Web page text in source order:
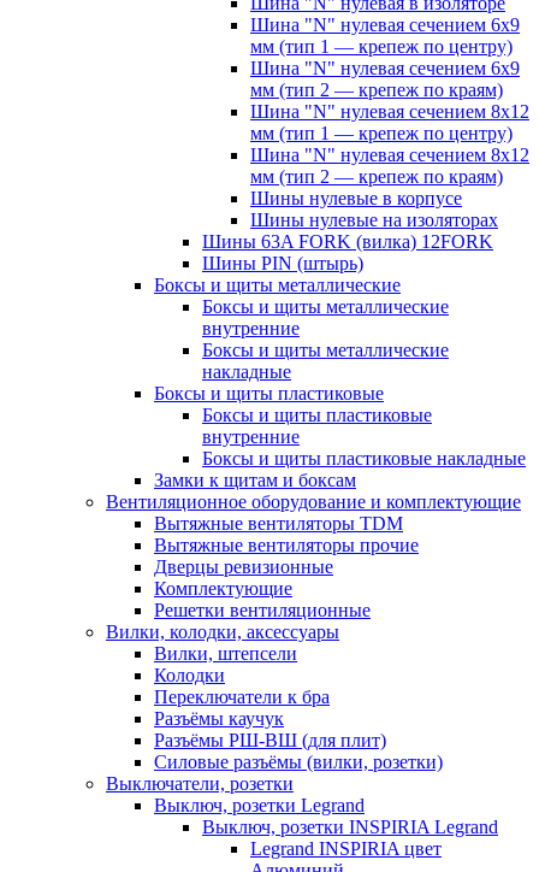
Шина "N" нулевая сечением 6х9
мм (тип 1 — крепеж по центру)
Шина "N" нулевая сечением 6х9
мм (тип 2 — крепеж по краям)
Шина "N" нулевая сечением 8х12
мм (тип 1 — крепеж по центру)
Шина "N" нулевая сечением 8х12
мм (тип 2 — крепеж по краям)
Шины нулевые в корпусе
Шины нулевые на изоляторах
Шины 63A FORK (вилка) 12FORK
Шины PIN (штырь)
Боксы и щиты металлические
Боксы и щиты металлические
внутренние
Боксы и щиты металлические
накладные
Боксы и щиты пластиковые
Боксы и щиты пластиковые
внутренние
Боксы и щиты пластиковые накладные
Замки к щитам и боксам
Вентиляционное оборудование и комплектующие
Вытяжные вентиляторы TDM
Вытяжные вентиляторы прочие
Дверцы ревизионные
Комплектующие
Решетки вентиляционные
Вилки, колодки, аксессуары
Вилки, штепсели
Колодки
Переключатели к бра
Разъёмы каучук
Разъёмы РШ-ВШ (для плит)
Силовые разъёмы (вилки, розетки)
Выключатели, розетки
Выключ, розетки Legrand
Выключ, розетки INSPIRIA Legrand
Legrand INSPIRIA цвет